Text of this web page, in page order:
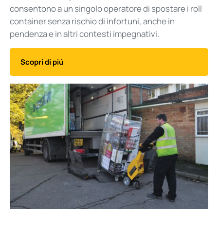
consentono a un singolo operatore di spostare i roll
container senza rischio di infortuni, anche in
pendenza e in altri contesti impegnativi.
Scopri di piú